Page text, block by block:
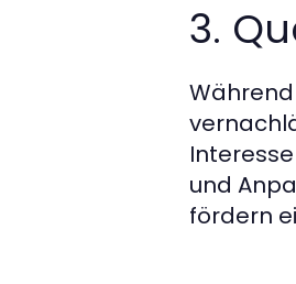
3.
und
fördern